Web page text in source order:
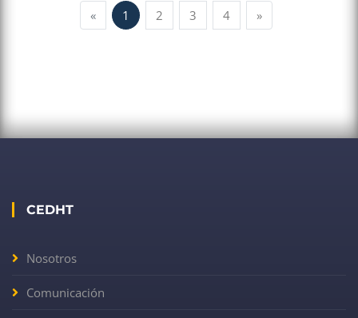
«
1 2 3 4 »
CEDHT
Nosotros
Comunicación